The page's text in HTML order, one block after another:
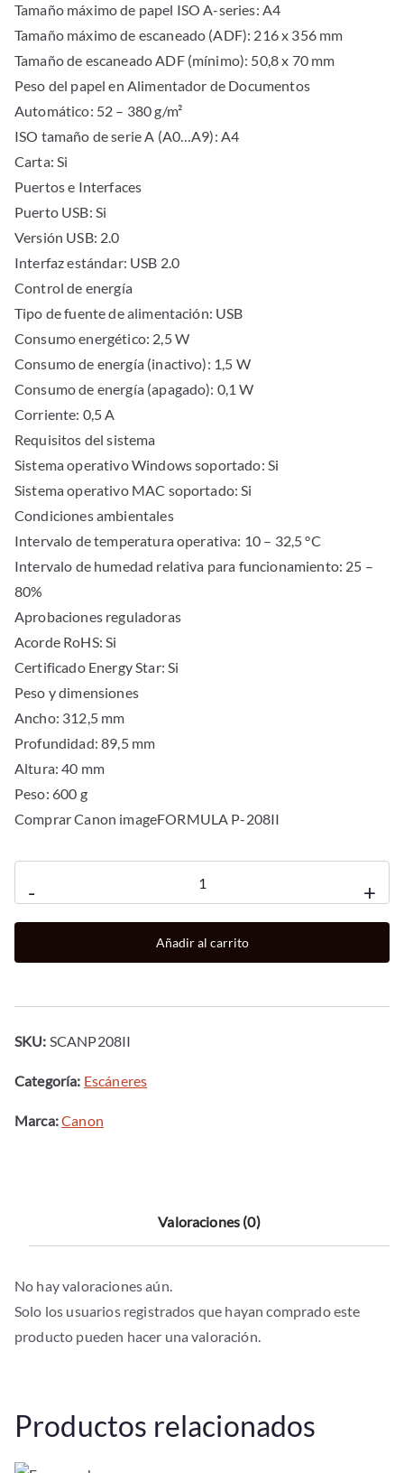
Tamaño máximo de papel ISO A-series: A4
Tamaño máximo de escaneado (ADF): 216 x 356 mm
Tamaño de escaneado ADF (mínimo): 50,8 x 70 mm
Peso del papel en Alimentador de Documentos
Automático: 52 – 380 g/m²
ISO tamaño de serie A (A0…A9): A4
Carta: Si
Puertos e Interfaces
Puerto USB: Si
Versión USB: 2.0
Interfaz estándar: USB 2.0
Control de energía
Tipo de fuente de alimentación: USB
Consumo energético: 2,5 W
Consumo de energía (inactivo): 1,5 W
Consumo de energía (apagado): 0,1 W
Corriente: 0,5 A
Requisitos del sistema
Sistema operativo Windows soportado: Si
Sistema operativo MAC soportado: Si
Condiciones ambientales
Intervalo de temperatura operativa: 10 – 32,5 °C
Intervalo de humedad relativa para funcionamiento: 25 –
80%
Aprobaciones reguladoras
Acorde RoHS: Si
Certificado Energy Star: Si
Peso y dimensiones
Ancho: 312,5 mm
Profundidad: 89,5 mm
Altura: 40 mm
Peso: 600 g
Comprar Canon imageFORMULA P-208II
-
portatil
canon
a4
-
-
wifi
cantidad
+
Añadir al carrito
SKU: SCANP208II
Categoría: Escáneres
Marca:Canon
Valoraciones (0)
No hay valoraciones aún.
Solo los usuarios registrados que hayan comprado este
producto pueden hacer una valoración.
Productos relacionados